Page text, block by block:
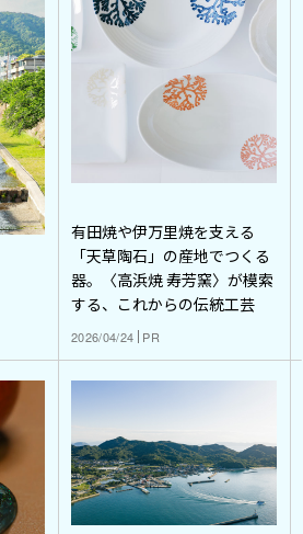
有田焼や伊万里焼を支える
「天草陶石」の産地でつくる
器。〈高浜焼 寿芳窯〉が模索
する、これからの伝統工芸
2026/04/24 PR